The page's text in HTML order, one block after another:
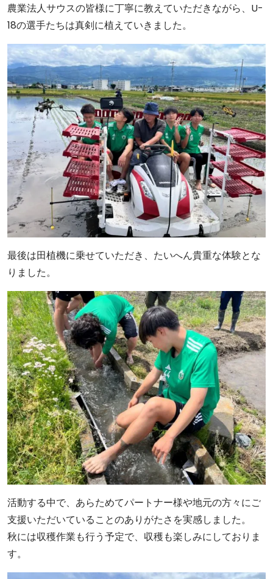
農業法人サウスの皆様に丁寧に教えていただきながら、U-
18の選手たちは真剣に植えていきました。
最後は田植機に乗せていただき、たいへん貴重な体験とな
りました。
活動する中で、あらためてパートナー様や地元の方々にご
支援いただいていることのありがたさを実感しました。
秋には収穫作業も行う予定で、収穫も楽しみにしておりま
す。